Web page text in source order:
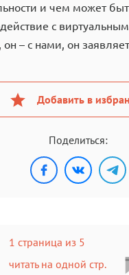
и чем может
с
– с нами, он
Добавить в
Поделиться:
1 страница из 5
читать на одной стр.